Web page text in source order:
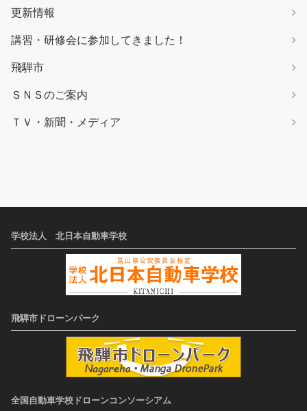
更新情報
講習・研修会に参加してきました！
飛騨市
ＳＮＳのご案内
ＴＶ・新聞・メディア
学校法人 北日本自動車学校
飛騨市ドローンパーク
全国自動車学校ドローンコンソーシアム